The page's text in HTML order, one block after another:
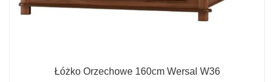
Łóżko Orzechowe 160cm Wersal W36